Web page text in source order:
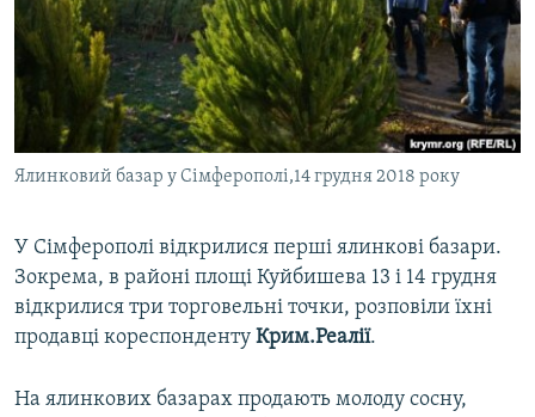
ДЕПОРТАЦІЯ
ВІДЕОУРОКИ «ELIFBE»
СВІДЧЕННЯ ОКУПАЦІЇ
УКРАЇНСЬКА ПРОБЛЕМА КРИМУ
ІНФОГРАФІКА
ЯК ОБІЙТИ БЛОКУВАННЯ
Русский
Qırımtatar
ДОЛУЧАЙСЯ!
Усі сайти RFE/RL
Ялинковий базар у Сімферополі,14 грудня 2018 року
У Сімферополі відкрилися перші ялинкові базари.
Зокрема, в районі площі Куйбишева 13 і 14 грудня
відкрилися три торговельні точки, розповіли їхні
продавці кореспонденту Крим.Реалії.
На ялинкових базарах продають молоду сосну,